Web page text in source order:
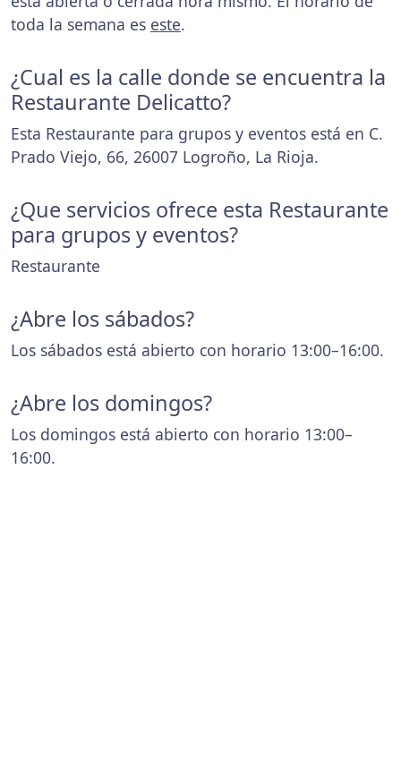
toda la semana es este.
¿Cual es la calle donde se encuentra la
Restaurante Delicatto?
Esta Restaurante para grupos y eventos está en C.
Prado Viejo, 66, 26007 Logroño, La Rioja.
¿Que servicios ofrece esta Restaurante
para grupos y eventos?
Restaurante
¿Abre los sábados?
Los sábados está abierto con horario 13:00–16:00.
¿Abre los domingos?
Los domingos está abierto con horario 13:00–
16:00.